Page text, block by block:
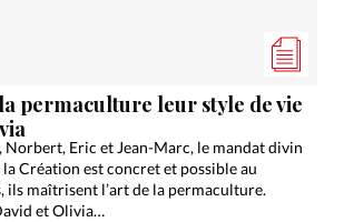
permaculture leur style de vie
Norbert, Eric et Jean-Marc, le mandat divin
Création est concret et possible au
ils maîtrisent l’art de la permaculture.
et Olivia…